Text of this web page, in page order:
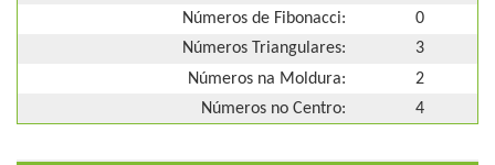
Números de Fibonacci:
0
Números Triangulares:
3
Números na Moldura:
2
Números no Centro:
4